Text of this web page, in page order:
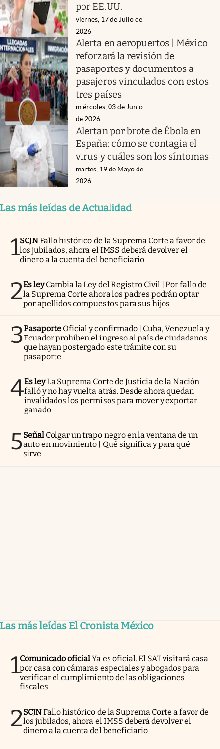
por EE.UU.
viernes, 17 de Julio de
2026
Alerta en aeropuertos | México
reforzará la revisión de
pasaportes y documentos a
pasajeros vinculados con estos
tres países
miércoles, 03 de Junio
de 2026
Alertan por brote de Ébola en
España: cómo se contagia el
virus y cuáles son los síntomas
martes, 19 de Mayo de
2026
Las más leídas de Actualidad
1SCJNFallo histórico de la Suprema Corte a favor de
los jubilados, ahora el IMSS deberá devolver el
dinero a la cuenta del beneficiario
2Es ley Cambia la Ley del Registro Civil | Por fallo de
la Suprema Corte ahora los padres podrán optar
por apellidos compuestos para sus hijos
3Pasaporte Oficial y confirmado | Cuba, Venezuela y
Ecuador prohíben el ingreso al país de ciudadanos
que hayan postergado este trámite con su
pasaporte
4Es leyLa Suprema Corte de Justicia de la Nación
falló y no hay vuelta atrás. Desde ahora quedan
invalidados los permisos para mover y exportar
ganado
5Señal Colgar un trapo negro en la ventana de un
auto en movimiento | Qué significa y para qué
sirve
Las más leídas El Cronista México
1Comunicado oficialYa es oficial. El SAT visitará casa
por casa con cámaras especiales y abogados para
verificar el cumplimiento de las obligaciones
fiscales
2SCJNFallo histórico de la Suprema Corte a favor de
los jubilados, ahora el IMSS deberá devolver el
dinero a la cuenta del beneficiario